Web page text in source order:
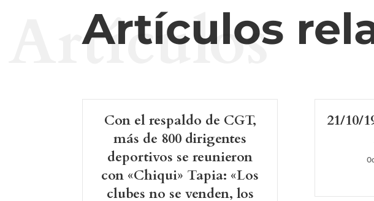
Artículos
Artículos
Con el respaldo de CGT,
más de 800 dirigentes
deportivos se reunieron
con «Chiqui» Tapia: «Los
clubes no se venden, los
21/10/